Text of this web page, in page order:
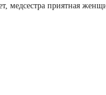
медсестра приятная